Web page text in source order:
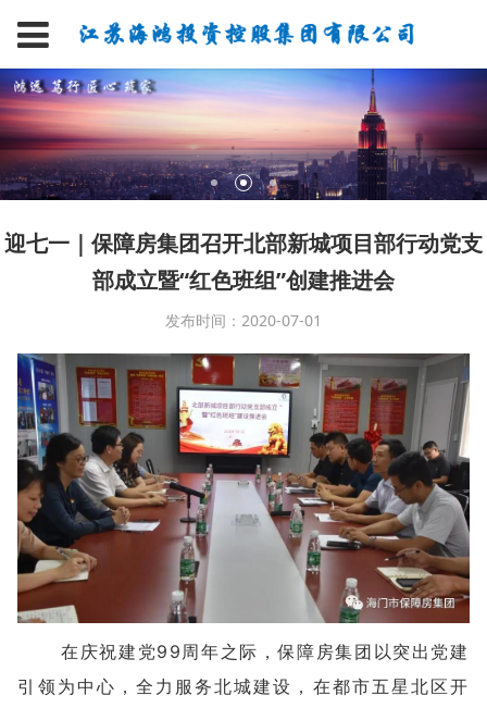
迎七一｜保障房集团召开北部新城项目部行动党支
部成立暨“红色班组”创建推进会
发布时间：2020-07-01
在庆祝建党99周年之际，保障房集团以突出党建
引领为中心，全力服务北城建设，在都市五星北区开